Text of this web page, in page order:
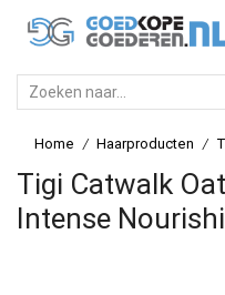
Home / Haarproducten /
Tigi Catwalk
Intense